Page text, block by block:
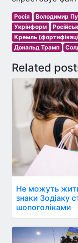
Росія Володимир
Укрінформ
Кремль
Дональд Трамп
Related
Не можуть
знаки Зодіаку
шопоголіками